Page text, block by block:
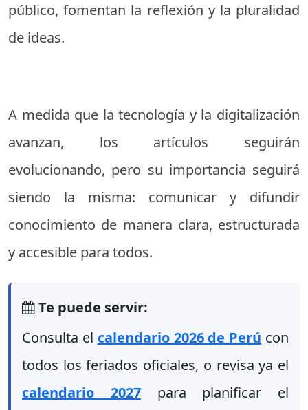
público, fomentan la reflexión y la pluralidad
de ideas.
A medida que la tecnología y la digitalización
avanzan, los artículos seguirán
evolucionando, pero su importancia seguirá
siendo la misma: comunicar y difundir
conocimiento de manera clara, estructurada
y accesible para todos.
Te puede servir:
Consulta el calendario 2026 de Perú con
todos los feriados oficiales, o revisa ya el
calendario 2027para planificar el